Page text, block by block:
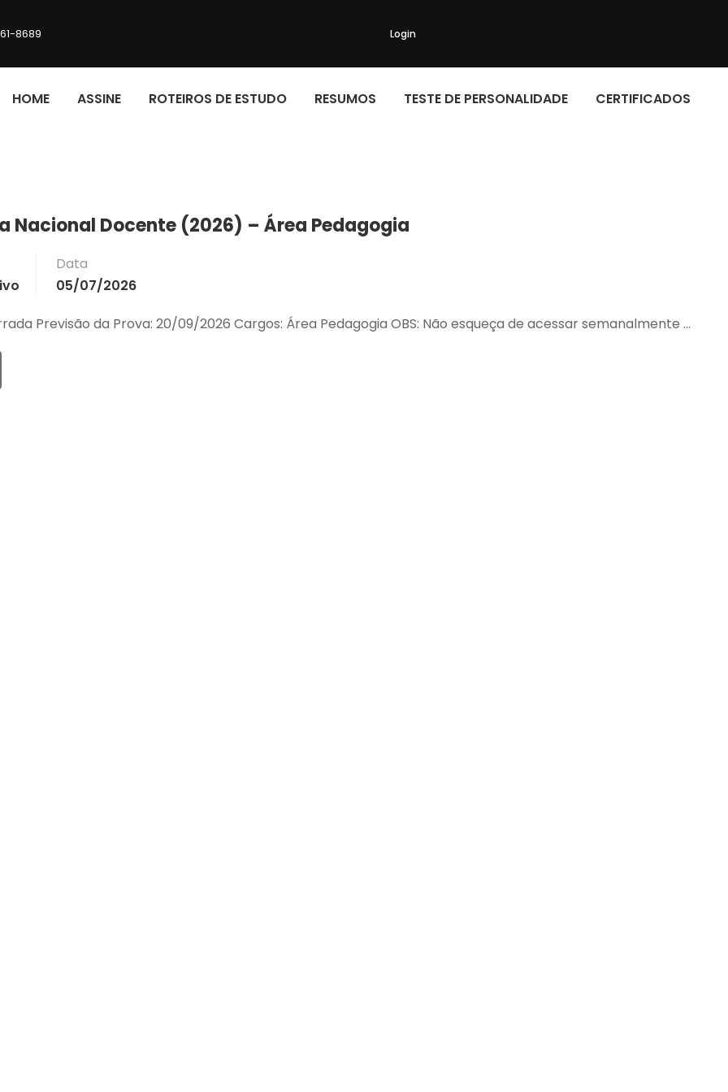
8689 Login
HOME ASSINE ROTEIROS DE ESTUDO RESUMOS TESTE DE PERSONALIDADE CERTIFICADOS
Nacional Docente (2026) – Área Pedagogia
Data
05/07/2026
Previsão da Prova: 20/09/2026 Cargos: Área Pedagogia OBS: Não esqueça de acessar semanalmente …